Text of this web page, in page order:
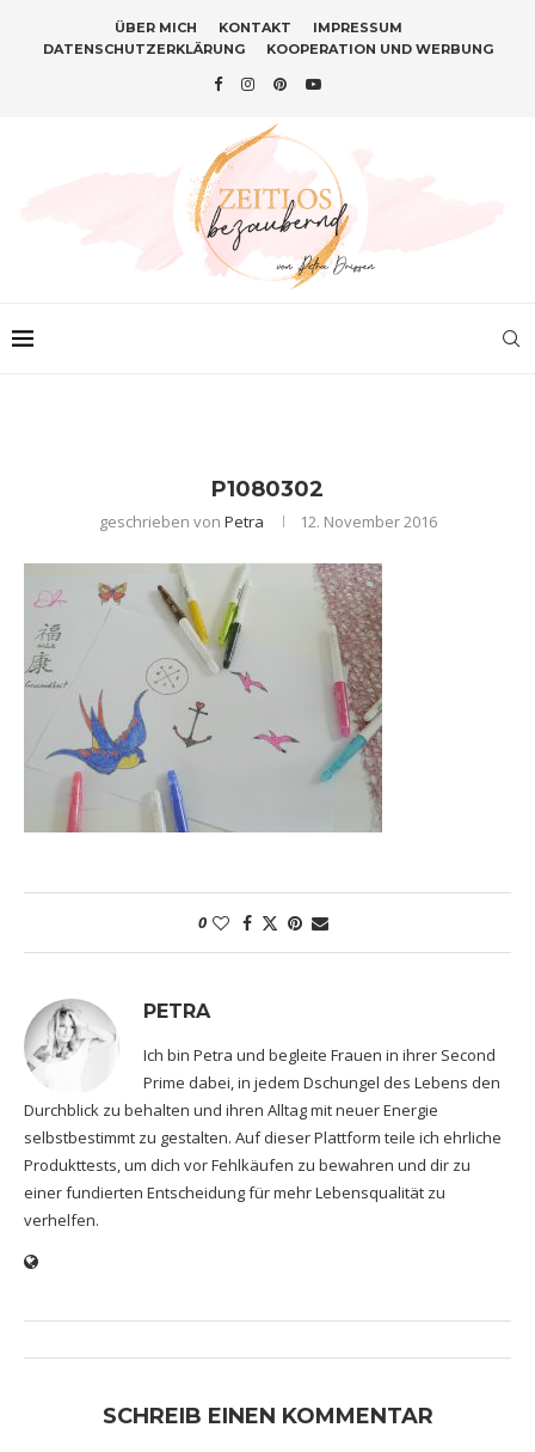
ÜBER MICH KONTAKT
IMPRESSUM
DATENSCHUTZERKLÄRUNG
KOOPERATION UND WERBUNG
P1080302
geschrieben von Petra 12. November 2016
0
PETRA
Ich bin Petra und begleite Frauen in ihrer Second
Prime dabei, in jedem Dschungel des Lebens den
Durchblick zu behalten und ihren Alltag mit neuer Energie
selbstbestimmt zu gestalten. Auf dieser Plattform teile ich ehrliche
Produkttests, um dich vor Fehlkäufen zu bewahren und dir zu
einer fundierten Entscheidung für mehr Lebensqualität zu
verhelfen.
SCHREIB EINEN KOMMENTAR